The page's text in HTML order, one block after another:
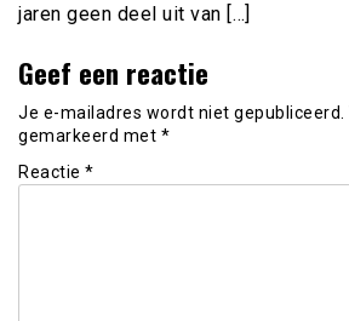
jaren geen deel uit van […]
Geef een reactie
Je e-mailadres wordt niet gepubliceerd.
gemarkeerd met *
Reactie *